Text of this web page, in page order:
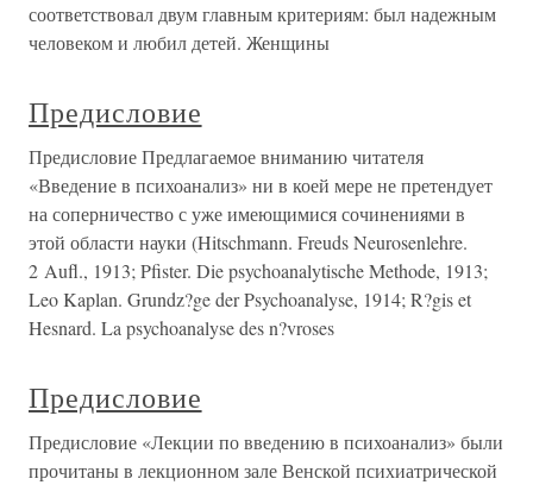
соответствовал двум главным критериям: был надежным
человеком и любил детей. Женщины
Предисловие
Предисловие Предлагаемое вниманию читателя
«Введение в психоанализ» ни в коей мере не претендует
на соперничество с уже имеющимися сочинениями в
этой области науки (Hitschmann. Freuds Neurosenlehre.
2 Aufl., 1913; Pfister. Die psychoanalytische Methode, 1913;
Leo Kaplan. Grundz?ge der Psychoanalyse, 1914; R?gis et
Hesnard. La psychoanalyse des n?vroses
Предисловие
Предисловие «Лекции по введению в психоанализ» были
прочитаны в лекционном зале Венской психиатрической